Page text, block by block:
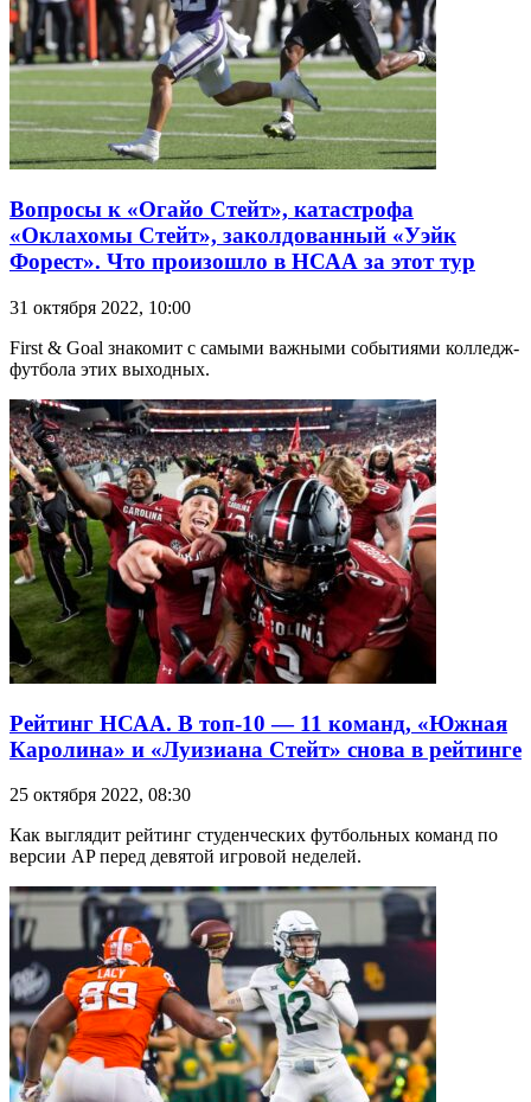
Вопросы к «Огайо Стейт», катастрофа
«Оклахомы Стейт», заколдованный «Уэйк
Форест». Что произошло в НСАА за этот тур
31 октября 2022, 10:00
First & Goal знакомит с самыми важными событиями колледж-
футбола этих выходных.
Рейтинг НСАА. В топ-10 — 11 команд, «Южная
Каролина» и «Луизиана Стейт» снова в рейтинге
25 октября 2022, 08:30
Как выглядит рейтинг студенческих футбольных команд по
версии AP перед девятой игровой неделей.